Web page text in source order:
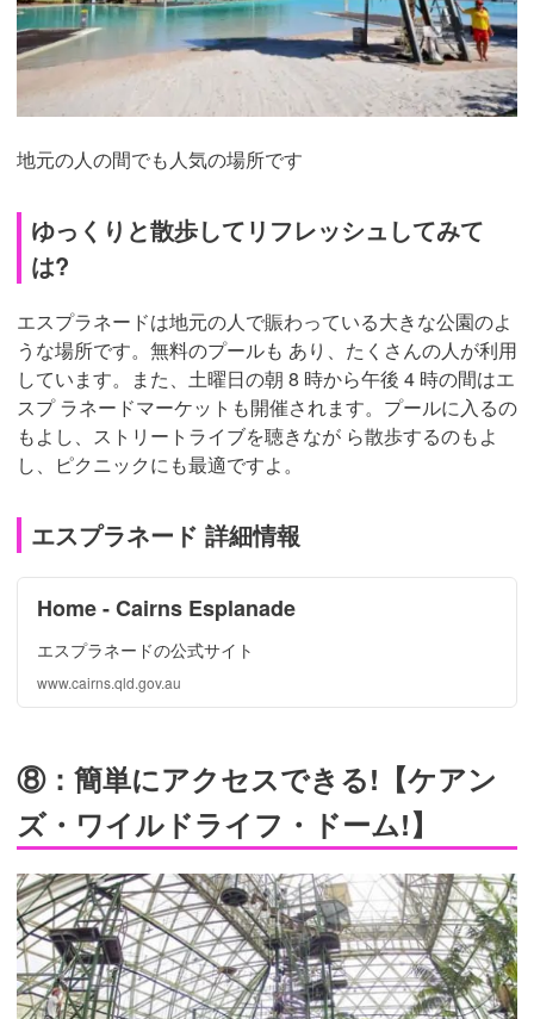
地元の人の間でも人気の場所です
ゆっくりと散歩してリフレッシュしてみて
は?
エスプラネードは地元の人で賑わっている大きな公園のよ
うな場所です。無料のプールも あり、たくさんの人が利用
しています。また、土曜日の朝 8 時から午後 4 時の間はエ
スプ ラネードマーケットも開催されます。プールに入るの
もよし、ストリートライブを聴きなが ら散歩するのもよ
し、ピクニックにも最適ですよ。
エスプラネード 詳細情報
Home - Cairns Esplanade
エスプラネードの公式サイト
www.cairns.qld.gov.au
⑧：簡単にアクセスできる!【ケアン
ズ・ワイルドライフ・ドーム!】